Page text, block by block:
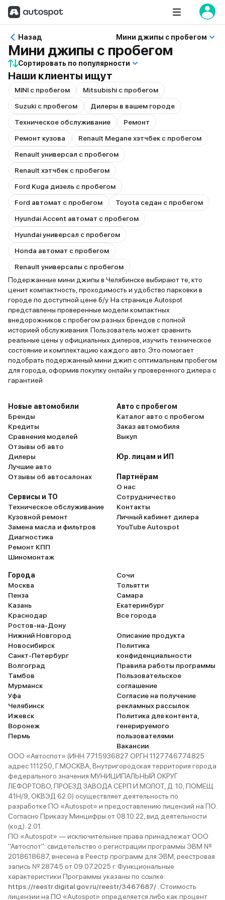
Назад Мини джипы с пробегом
Мини джипы с пробегом
Сортировать по популярности
Наши клиенты ищут
MINI с пробегом
Mitsubishi с пробегом
Suzuki с пробегом
Дилеры в вашем городе
Техническое обслуживание
Ремонт
Ремонт кузова
Renault Megane хэтчбек с пробегом
Renault универсал с пробегом
Renault хэтчбек с пробегом
Ford Kuga дизель с пробегом
Ford автомат с пробегом
Toyota седан с пробегом
Hyundai Accent автомат с пробегом
Hyundai универсал с пробегом
Honda автомат с пробегом
Renault универсалы с пробегом
Подержанные мини джипы в Челябинске выбирают те, кто
ценит компактность, проходимость и удобство парковки в
городе по доступной цене б/у. На странице Autospot
представлены проверенные модели компактных
внедорожников с пробегом разных брендов с полной
историей обслуживания. Пользователь может сравнить
реальные цены у официальных дилеров, изучить техническое
состояние и комплектацию каждого авто. Это помогает
подобрать подержанный мини джип с оптимальным пробегом
для города, оформив покупку онлайн у проверенного дилера с
гарантией
Новые автомобили
Бренды
Кредиты
Сравнения моделей
Отзывы об авто
Дилеры
Лучшие авто
Отзывы об автосалонах
Сервисы и ТО
Техническое обслуживание
Кузовной ремонт
Замена масла и фильтров
Диагностика
Ремонт КПП
Шиномонтаж
Авто с пробегом
Каталог авто с пробегом
Заказ автомобиля
Выкуп
Юр. лицам и ИП
Партнёрам
О нас
Сотрудничество
Контакты
Личный кабинет дилера
YouTube Autospot
Города
Москва
Пенза
Казань
Краснодар
Ростов-на-Дону
Нижний Новгород
Новосибирск
Санкт-Петербург
Волгоград
Тамбов
Мурманск
Уфа
Челябинск
Ижевск
Воронеж
Пермь
Сочи
Тольятти
Самара
Екатеринбург
Все города
Описание продукта
Политика
конфиденциальности
Правила работы программы
Пользовательское
соглашение
Согласие на получение
рекламных рассылок
Политика для контента,
генерируемого
пользователями
Вакансии
ООО «Автоспот» (ИНН 7715936827 ОРГН 1127746774825
адрес 111250, Г.МОСКВА, Внутригородская территория города
федерального значения МУНИЦИПАЛЬНЫЙ ОКРУГ
ЛЕФОРТОВО, ПРОЕЗД ЗАВОДА СЕРП И МОЛОТ, Д. 10, ПОМЕЩ.
41Н/9, ОКВЭД 62.0) осуществляет деятельность по
разработке ПО «Autospot» и предоставлению лицензий на ПО.
Согласно Приказу Минцифры от 08.10.22, вид деятельности
(код): 2.01.
ПО «Autospot» — исключительные права принадлежат ООО
"Автоспот": свидетельство о регистрации программы ЭВМ №
2018618687, внесена в Реестр программ для ЭВМ, реестровая
запись № 28745 от 09.07.2025 г. Функциональные
характеристики Программы указаны по ссылке:
https://reestr.digital.gov.ru/reestr/3467687/ . Стоимость
лицензии на ПО «Autospot» определяется либо как процент